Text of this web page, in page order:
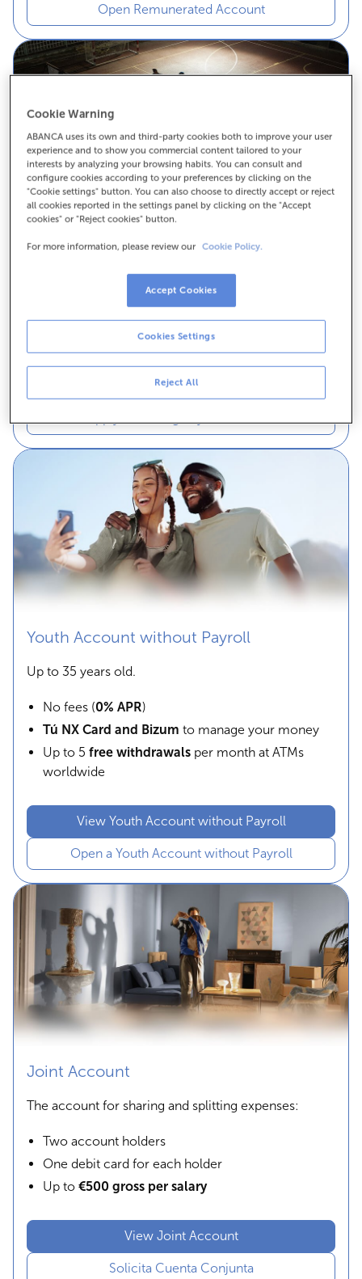
Open Remunerated Account
Youth Account with Payroll
If you are between 18 and 34 years old.
for bringing your salary
An app to manage your money
Advantages of the Young Payroll Account
Apply for Young Payroll Account
Youth Account without Payroll
Up to 35 years old.
No fees (0% APR)
Tú NX Card and Bizum to manage your money
Up to 5 free withdrawals per month at ATMs
worldwide
View Youth Account without Payroll
Open a Youth Account without Payroll
Joint Account
The account for sharing and splitting expenses:
Two account holders
One debit card for each holder
Up to €500 gross per salary
View Joint Account
Solicita Cuenta Conjunta
Cookie Warning
ABANCA uses its own and third-party cookies both to improve your user
experience and to show you commercial content tailored to your
interests by analyzing your browsing habits. You can consult and
configure cookies according to your preferences by clicking on the
"Cookie settings" button. You can also choose to directly accept or reject
all cookies reported in the settings panel by clicking on the "Accept
cookies" or "Reject cookies" button.
For more information, please review our Cookie Policy.
Reject All
Cookies Settings
Accept Cookies